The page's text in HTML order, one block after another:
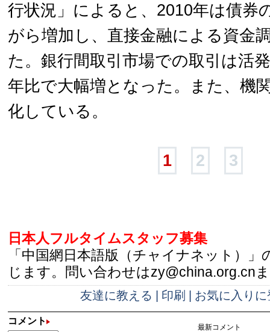
行状況」によると、2010年は債券
がら増加し、直接金融による資金
た。銀行間取引市場での取引は活
年比で大幅増となった。また、機
化している。
1 2 3
日本人フルタイムスタッフ募集
「中国網日本語版（チャイナネット）」
じます。問い合わせはzy@china.org.cn
友達に教える 印刷 お気に入りに
コメント
最新コメント